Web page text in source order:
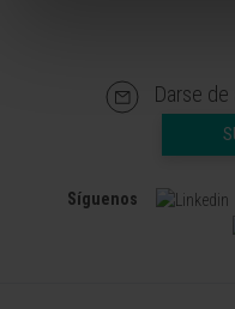
Darse
Síguenos